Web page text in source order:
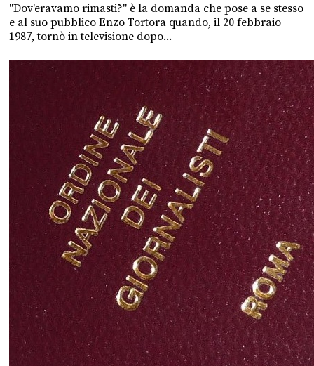
"Dov'eravamo rimasti?" è la domanda che pose a se stesso
e al suo pubblico Enzo Tortora quando, il 20 febbraio
1987, tornò in televisione dopo...